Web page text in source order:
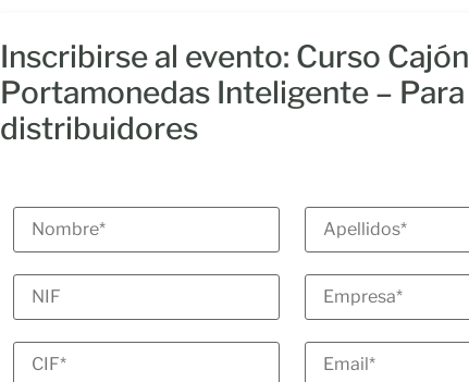
Inscribirse al evento: Curso Cajón
Portamonedas Inteligente – Para
distribuidores